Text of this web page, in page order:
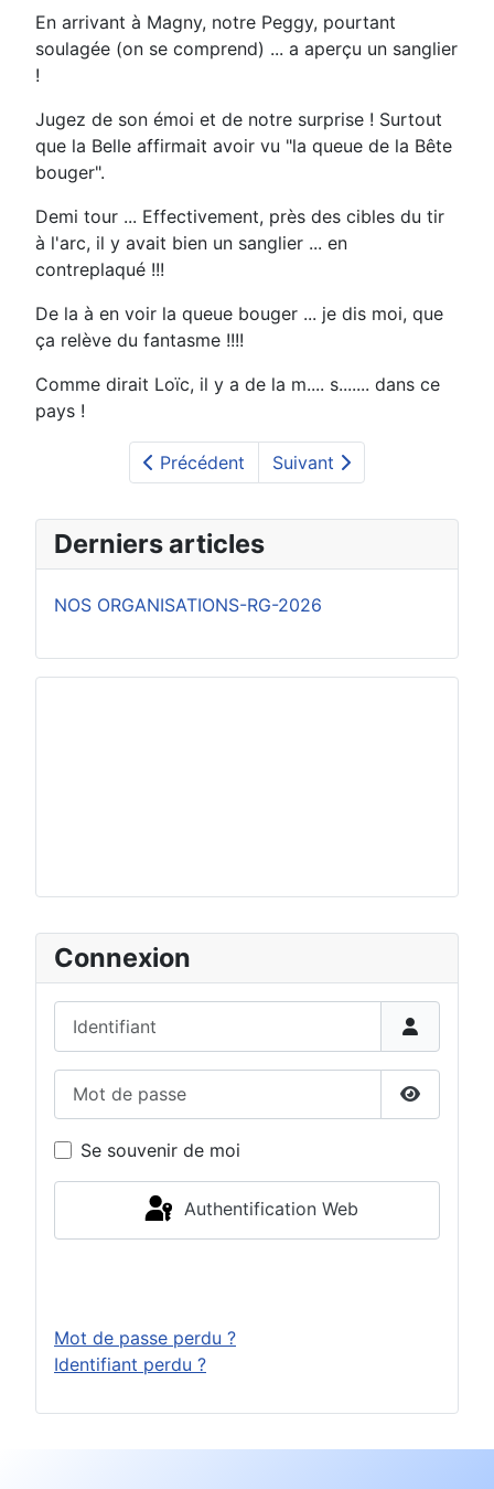
Connexion
Afficher
Se souvenir de moi
Authentification Web
Mot de passe perdu ?
Identifiant perdu ?
En arrivant à Magny, notre Peggy, pourtant
soulagée (on se comprend) ... a aperçu un sanglier
!
Jugez de son émoi et de notre surprise ! Surtout
que la Belle affirmait avoir vu "la queue de la Bête
bouger".
Demi tour ... Effectivement, près des cibles du tir
à l'arc, il y avait bien un sanglier ... en
contreplaqué !!!
De la à en voir la queue bouger ... je dis moi, que
ça relève du fantasme !!!!
Comme dirait Loïc, il y a de la m.... s....... dans ce
pays !
Précédent Suivant
Derniers articles
NOS ORGANISATIONS-RG-2026